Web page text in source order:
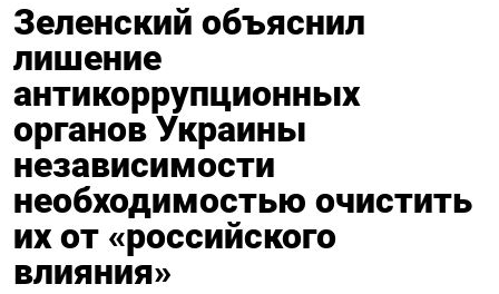
Зеленский объяснил
лишение
антикоррупционных
органов Украины
независимости
необходимостью очистить
их от «российского
влияния»